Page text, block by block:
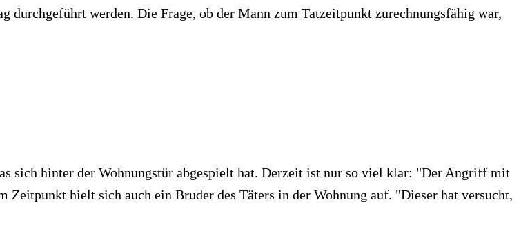
durchgeführt werden. Die Frage, ob der Mann zum Tatzeitpunkt zurechnungsfähig war,
sich hinter der Wohnungstür abgespielt hat. Derzeit ist nur so viel klar: "Der Angriff mit
Zeitpunkt hielt sich auch ein Bruder des Täters in der Wohnung auf. "Dieser hat versucht,